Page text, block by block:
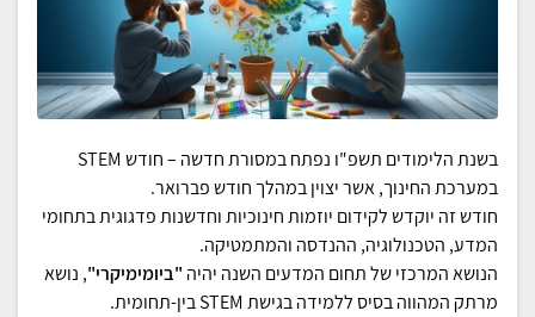
בשנת הלימודים תשפ"ו נפתח במסורת חדשה – חודש STEM
במערכת החינוך, אשר יצוין במהלך חודש פברואר.
חודש זה יוקדש לקידום יוזמות חינוכיות וחדשנות פדגוגית בתחומי
המדע, הטכנולוגיה, ההנדסה והמתמטיקה.
הנושא המרכזי של תחום המדעים השנה יהיה "ביומימיקרי", נושא
מרתק המהווה בסיס ללמידה בגישת STEM בין-תחומית.